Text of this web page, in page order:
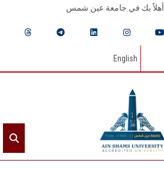
أهلاً بك في جامعة عين شمس
English